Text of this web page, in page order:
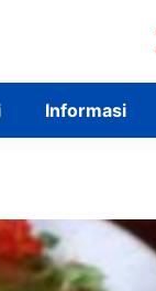
Informasi